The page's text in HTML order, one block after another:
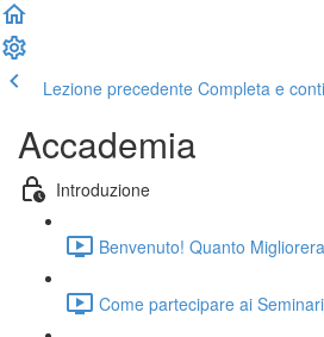
Lezione precedente Completa e
Accademia
Introduzione
Benvenuto! Quanto
Come partecipare ai